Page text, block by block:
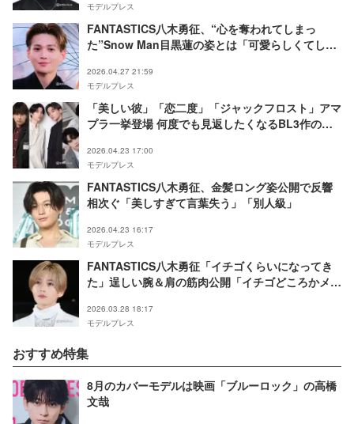
モデルプレス
FANTASTICS八木勇征、“心を奪われてしまっ
た”Snow Man目黒蓮の姿とは「可愛らしくてしょ
2026.04.27 21:59
モデルプレス
「美しい彼」「恋二度」「ジャックフロスト」アマ
プラ一挙登場 何度でも見返したくなるBL3作の魅
2026.04.23 17:00
モデルプレス
FANTASTICS八木勇征、金髪ロング姿公開で反響
相次ぐ「美しすぎて言葉失う」「別人級」
2026.04.23 16:17
モデルプレス
FANTASTICS八木勇征「イチゴくらいになってき
た」逞しい腕＆肩の筋肉公開「イチゴどころかメロ
2026.03.28 18:17
モデルプレス
おすすめ特集
8月のカバーモデルは映画「ブルーロック」の高橋
文哉